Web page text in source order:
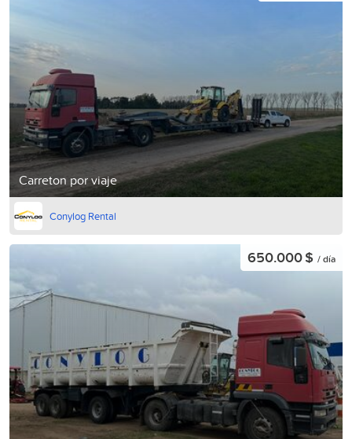
Carreton por viaje
Conylog Rental
650.000 $ / día